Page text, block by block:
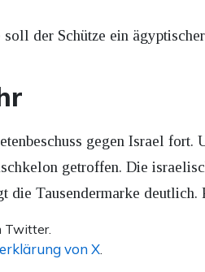
der Schütze ein
gegen Israel fort.
getroffen. Die
die Tausendermarke
Twitter.
von X